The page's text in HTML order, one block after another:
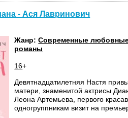
- Ася Лавринович
Жанр:Современные
романы
16+
Девятнадцатилетняя Настя
матери, знаменитой актрисы
Леона Артемьева, первого
одногруппникам визит на